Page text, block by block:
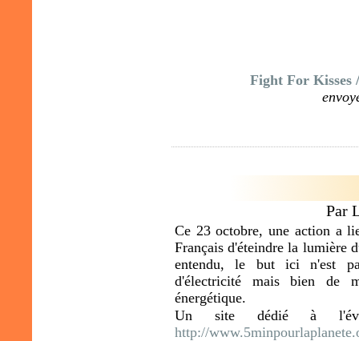
Fight For Kisses
Par
Ce 23 octobre, une action a
Français d'éteindre la lumière
entendu, le but ici n'est
d'électricité mais bien de
énergétique.
Un site dédié à
http://